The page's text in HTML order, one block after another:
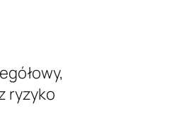
ryzyko